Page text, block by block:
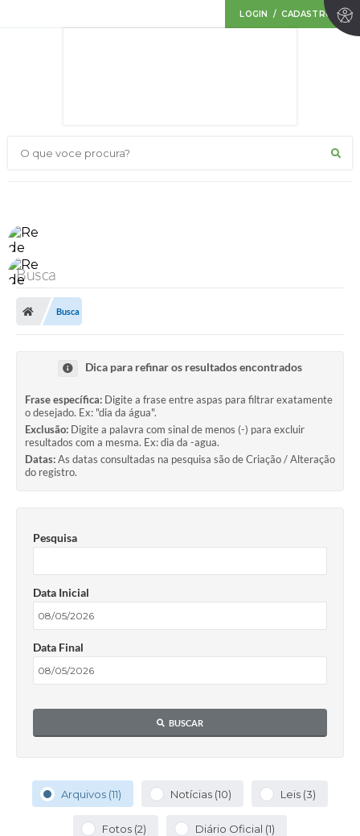
LOGIN / CADASTRO
O que voce procura?
Busca
Busca
Dica para refinar os resultados encontrados
Frase específica: Digite a frase entre aspas para filtrar exatamente
o desejado. Ex: "dia da água".
Exclusão: Digite a palavra com sinal de menos (-) para excluir
resultados com a mesma. Ex: dia da -agua.
Datas:As datas consultadas na pesquisa são de Criação / Alteração
do registro.
Pesquisa
Data Inicial
Data Final
BUSCAR
Arquivos (11) Notícias (10) Leis (3)
Fotos (2) Diário Oficial (1)